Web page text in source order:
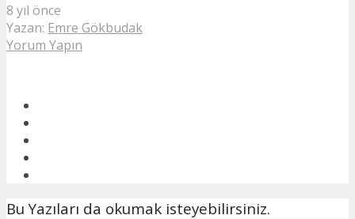
8 yıl önce
Yazan: Emre Gökbudak
Yorum Yapın
Bu Yazıları da okumak isteyebilirsiniz.